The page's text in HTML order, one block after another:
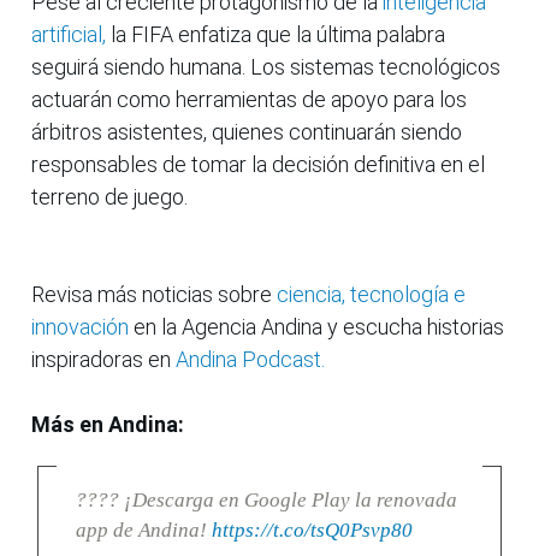
artificial, la FIFA enfatiza que la última palabra
seguirá siendo humana. Los sistemas tecnológicos
actuarán como herramientas de apoyo para los
árbitros asistentes, quienes continuarán siendo
responsables de tomar la decisión definitiva en el
terreno de juego.
Revisa más noticias sobre ciencia, tecnología e
innovación en la Agencia Andina y escucha historias
inspiradoras en Andina Podcast.
Más en Andina:
???? ¡Descarga en Google Play la renovada
app de Andina! https://t.co/tsQ0Psvp80